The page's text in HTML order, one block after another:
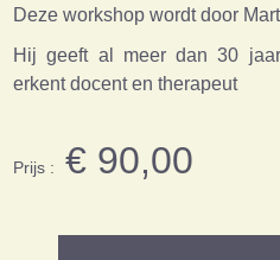
Deze workshop wordt door
Hij geeft al meer dan 30
erkent docent en therapeut
Prijs : € 90,00